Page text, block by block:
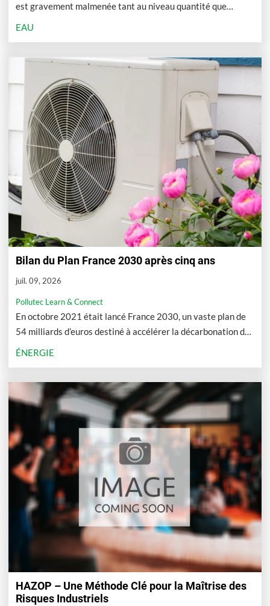
est gravement malmenée tant au niveau quantité que
EAU
Bilan du Plan France 2030 après cinq ans
juil. 09, 2026
Pollutec Learn & Connect
En octobre 2021 était lancé France 2030, un vaste plan de
54 milliards d’euros destiné à accélérer la décarbonation de
l’économie sans dépenses défavorables à l’environnement et
ÉNERGIE
HAZOP – Une Méthode Clé pour la Maîtrise des
Risques Industriels